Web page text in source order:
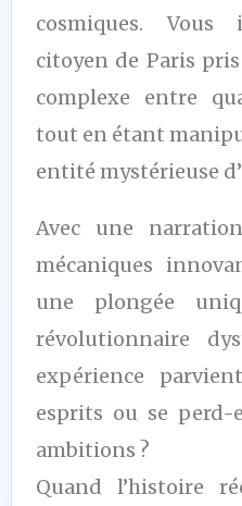
cosmiques.
citoyen de Paris
complexe entre
tout en étant
entité mystérieuse
Avec une
mécaniques
une plongée
révolutionnaire
expérience
esprits ou se perd-
ambitions ?
Quand l’histoire